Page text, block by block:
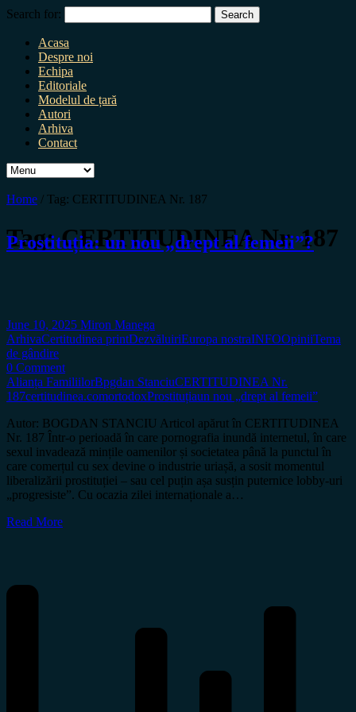
Search for:
Acasa
Despre noi
Echipa
Editoriale
Modelul de țară
Autori
Arhiva
Contact
Home / Tag: CERTITUDINEA Nr. 187
Tag:CERTITUDINEA Nr. 187
Prostituția: un nou „drept al femeii”?
June 10, 2025 Miron Manega
ArhivaCertitudinea printDezvăluiriEuropa nostraINFOOpiniiTema
de gândire
0 Comment
Alianța FamiliilorBpgdan StanciuCERTITUDINEA Nr.
187certitudinea.comortodoxProstituțiaun nou „drept al femeii”
Autor: BOGDAN STANCIU Articol apărut în CERTITUDINEA
Nr. 187 Într-o perioadă în care pornografia inundă internetul, în care
sexul invadează mințile oamenilor și societatea până la punctul în
care comerțul cu sex devine o industrie uriașă, a sosit momentul
liberalizării prostituției – sau cel puțin așa susțin puternice lobby-uri
„progresiste”. Cu ocazia zilei internaționale a…
Read More